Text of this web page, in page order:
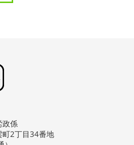
政係
2丁目34番地